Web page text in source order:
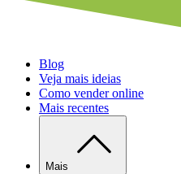
Blog
Veja mais ideias
Como vender online
Mais recentes
Mais